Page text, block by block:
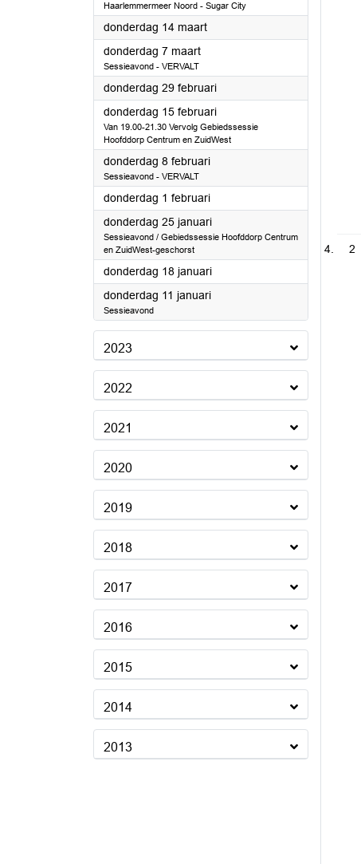
Haarlemmermeer Noord - Sugar City
donderdag 14 maart2024
donderdag 7 maart2024
Sessieavond - VERVALT
donderdag 29 februari2024
donderdag 15 februari2024
Van 19.00-21.30 Vervolg Gebiedssessie
Hoofddorp Centrum en ZuidWest
donderdag 8 februari2024
Sessieavond - VERVALT
donderdag 1 februari2024
donderdag 25 januari2024
Sessieavond / Gebiedssessie Hoofddorp Centrum
en ZuidWest-geschorst
donderdag 18 januari2024
donderdag 11 januari2024
Sessieavond
2023
2022
2021
2020
2019
2018
2017
2016
2015
2014
2013
2